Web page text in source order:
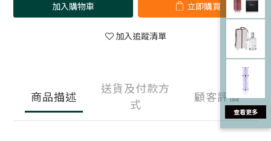
加入購物車 立即購買
加入追蹤清單
商品描述
送貨及付款方
式
顧客評價